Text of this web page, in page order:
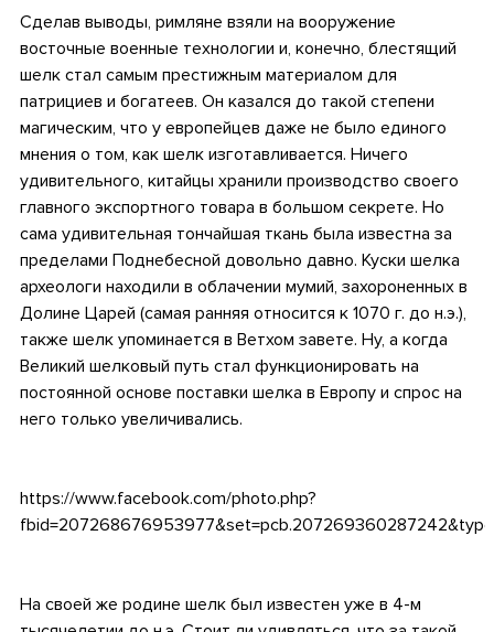
Сделав выводы, римляне взяли на вооружение
восточные военные технологии и, конечно, блестящий
шелк стал самым престижным материалом для
патрициев и богатеев. Он казался до такой степени
магическим, что у европейцев даже не было единого
мнения о том, как шелк изготавливается. Ничего
удивительного, китайцы хранили производство своего
главного экспортного товара в большом секрете. Но
сама удивительная тончайшая ткань была известна за
пределами Поднебесной довольно давно. Куски шелка
археологи находили в облачении мумий, захороненных в
Долине Царей (самая ранняя относится к 1070 г. до н.э.),
также шелк упоминается в Ветхом завете. Ну, а когда
Великий шелковый путь стал функционировать на
постоянной основе поставки шелка в Европу и спрос на
него только увеличивались.
https://www.facebook.com/photo.php?
На своей же родине шелк был известен уже в 4-м